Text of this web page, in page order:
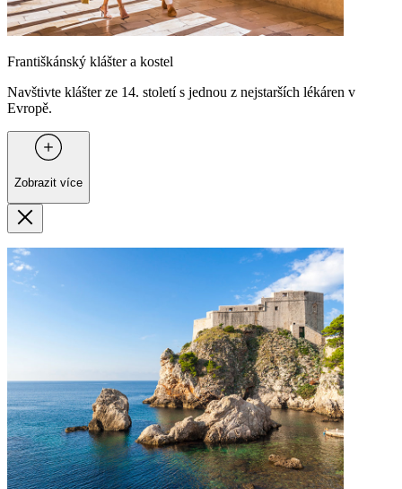
Františkánský klášter a kostel
Navštivte klášter ze 14. století s jednou z nejstarších lékáren v
Evropě.
Zobrazit více